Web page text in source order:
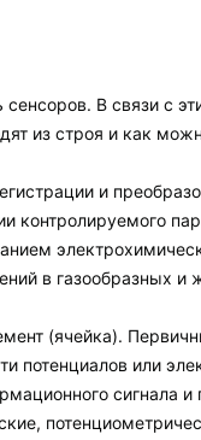
сенсоров. В связи с
из строя и как
и
контролируемого
в газообразных и
(ячейка).
потенциалов или
сигнала